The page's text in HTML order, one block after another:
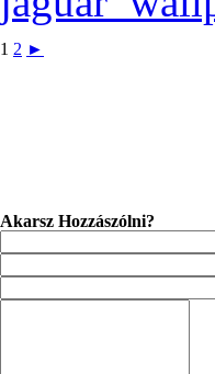
1 2 ►
Akarsz Hozzászólni?